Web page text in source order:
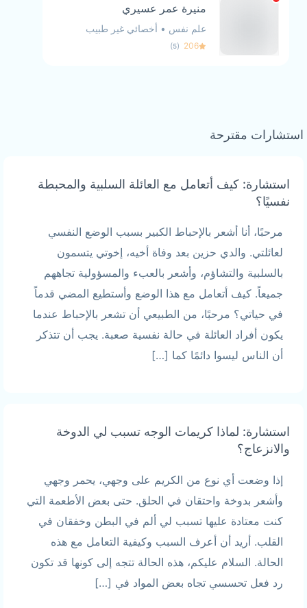
منيرة عمر عسيري
علم نفس • أخصائي غير طبيب
206
(
5
)
استشارات مقترحة
استشارة: كيف أتعامل مع العائلة السلبية والمحبطة
نفسيًا؟
مرحبًا، أنا أشعر بالإحباط الكبير بسبب الوضع النفسي
لعائلتي. والدي حزين بعد وفاة أخيه، إخوتي يتسمون
بالسلبية والتشاؤم، وأشعر بالعبء والمسؤولية تجاههم
جميعاً. كيف أتعامل مع هذا الوضع وأستطيع المضي قدماً
في حياتي؟ مرحبًا، من الطبيعي أن تشعر بالإحباط عندما
يكون أفراد العائلة في حالة نفسية صعبة. يجب أن تتذكر
أن الناس ليسوا دائمًا كما […]
استشارة: لماذا كريمات الوجه تسبب لي الدوخة
والانزعاج؟
إذا وضعت أي نوع من الكريم على وجهي، يحمر وجهي
وأشعر بدوخة واحتقان في الحلق. حتى بعض الأطعمة التي
كنت معتادة عليها تسبب لي ألم في البطن وخفقان في
القلب. أريد أن أعرف السبب وكيفية التعامل مع هذه
الحالة. السلام عليكم، هذه الحالة تتجه إلى كونها قد تكون
رد فعل تحسسي تجاه بعض المواد في […]